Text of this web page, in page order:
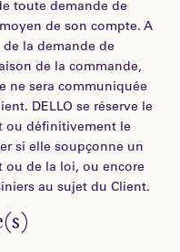
toute demande de
de son compte. A
la demande de
de la commande,
ne sera communiquée
DELLO se réserve le
ou définitivement le
si elle soupçonne un
de la loi, ou encore
au sujet du Client.